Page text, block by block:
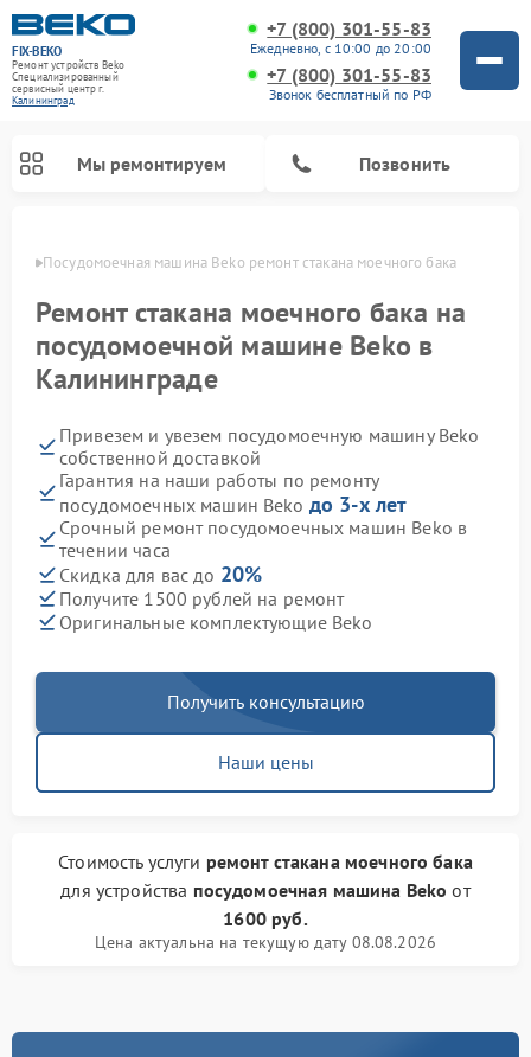
FIX-BEKO
Ремонт устройств Beko
Специализированный
cервисный центр г.
Калининград
+7 (800) 301-55-83
Ежедневно, с 10:00 до 20:00
+7 (800) 301-55-83
Звонок бесплатный по РФ
Мы ремонтируем Позвонить
Посудомоечная машина Beko ремонт стакана моечного бака
Ремонт стакана моечного бака на
посудомоечной машине Beko в
Калининграде
Привезем и увезем посудомоечную машину Beko
собственной доставкой
Гарантия на наши работы по ремонту
посудомоечных машин Beko до 3-х лет
Срочный ремонт посудомоечных машин Beko в
течении часа
Скидка для вас до 20%
Получите 1500 рублей на ремонт
Оригинальные комплектующие Beko
Получить консультацию
Наши цены
Стоимость услуги ремонт стакана моечного бака
для устройства посудомоечная машина Beko от
1600 руб.
Цена актуальна на текущую дату 08.08.2026